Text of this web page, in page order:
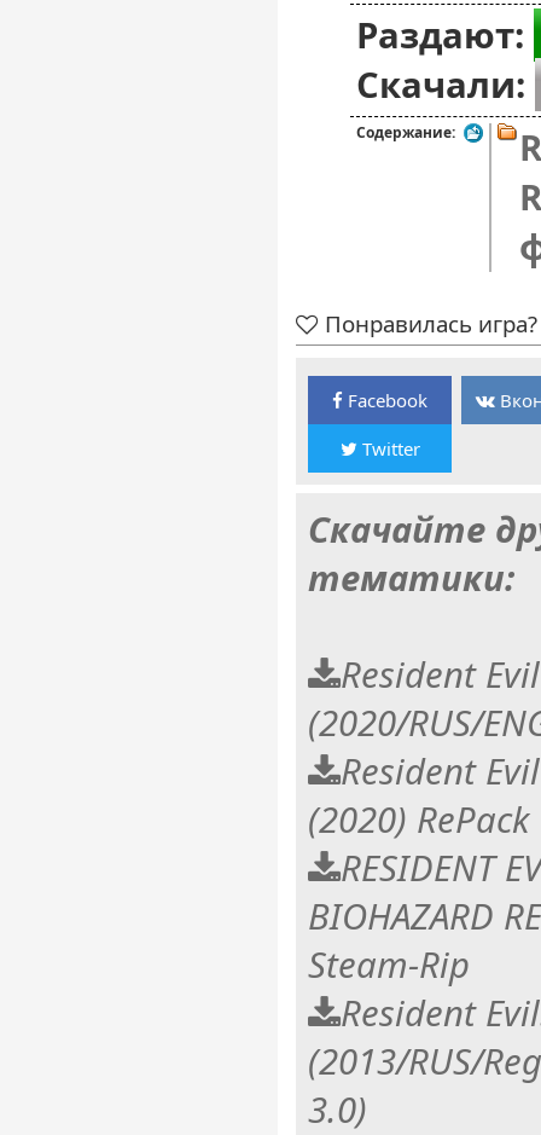
Раздают:
Скачали:
Содержание:
Понравилась
Facebook
Twitter
Скачайте
тематики:
Resident
(2020/RUS/
Resident
(2020)
RESIDENT
BIOHAZARD
Steam-Rip
Resident
(2013/RUS/
3.0)